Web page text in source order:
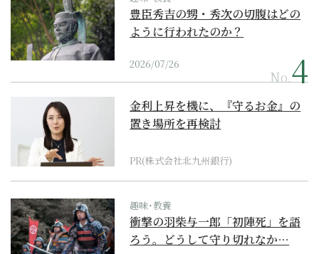
豊臣秀吉の甥・秀次の切腹はどの
ように行われたのか？
2026/07/26
No.
金利上昇を機に、『守るお金』の
置き場所を再検討
PR(株式会社北九州銀行)
趣味･教養
衝撃の羽柴与一郎「初陣死」を語
ろう。どうして守り切れなか…